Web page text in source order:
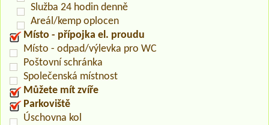
Služba 24 hodin denně
Areál/kemp oplocen
Místo - přípojka el. proudu
Místo - odpad/výlevka pro WC
Poštovní schránka
Společenská místnost
Můžete mít zvíře
Parkoviště
Úschovna kol